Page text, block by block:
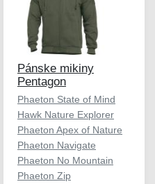
Pánske mikiny
Pentagon
Phaeton State of Mind
Hawk Nature Explorer
Phaeton Apex of Nature
Phaeton Navigate
Phaeton No Mountain
Phaeton Zip